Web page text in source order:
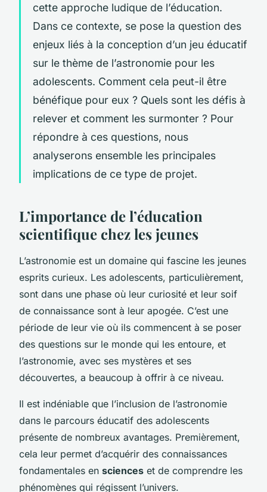
cette approche ludique de l’éducation.
Dans ce contexte, se pose la question des
enjeux liés à la conception d’un jeu éducatif
sur le thème de l’astronomie pour les
adolescents. Comment cela peut-il être
bénéfique pour eux ? Quels sont les défis à
relever et comment les surmonter ? Pour
répondre à ces questions, nous
analyserons ensemble les principales
implications de ce type de projet.
L’importance de l’éducation
scientifique chez les jeunes
L’astronomie est un domaine qui fascine les jeunes
esprits curieux. Les adolescents, particulièrement,
sont dans une phase où leur curiosité et leur soif
de connaissance sont à leur apogée. C’est une
période de leur vie où ils commencent à se poser
des questions sur le monde qui les entoure, et
l’astronomie, avec ses mystères et ses
découvertes, a beaucoup à offrir à ce niveau.
Il est indéniable que l’inclusion de l’astronomie
dans le parcours éducatif des adolescents
présente de nombreux avantages. Premièrement,
cela leur permet d’acquérir des connaissances
fondamentales en sciences et de comprendre les
phénomènes qui régissent l’univers.